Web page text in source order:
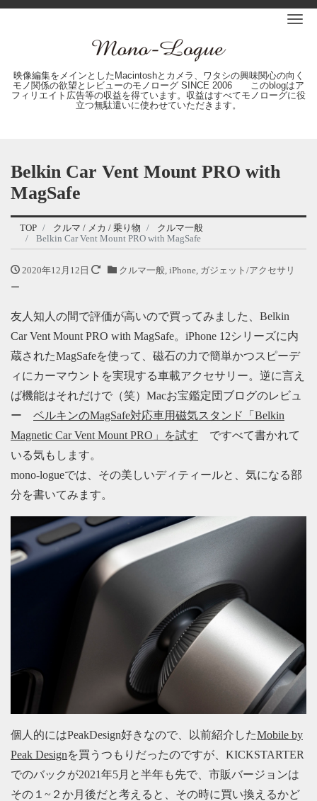
映像編集をメインとしたMacintoshとカメラ、ワタシの興味関心の向く
モノ関係の欲望とレビューのモノローグ SINCE 2006 このblogはア
フィリエイト広告等の収益を得ています。収益はすべてモノローグに役
立つ無駄遣いに使わせていただきます。
Belkin Car Vent Mount PRO with
MagSafe
TOP クルマ / メカ / 乗り物
クルマ一般
Belkin Car Vent Mount PRO with MagSafe
2020年12月12日 クルマ一般, iPhone, ガジェット/アクセサリ
ー
友人知人の間で評価が高いので買ってみました、Belkin
Car Vent Mount PRO with MagSafe。iPhone 12シリーズに内
蔵されたMagSafeを使って、磁石の力で簡単かつスピーデ
ィにカーマウントを実現する車載アクセサリー。逆に言え
ば機能はそれだけで（笑）Macお宝鑑定団ブログのレビュ
ー ベルキンのMagSafe対応車用磁気スタンド「Belkin
Magnetic Car Vent Mount PRO」を試す ですべて書かれて
いる気もします。
mono-logueでは、その美しいディティールと、気になる部
分を書いてみます。
個人的にはPeakDesign好きなので、以前紹介したMobile by
Peak Designを買うつもりだったのですが、KICKSTARTER
でのバックが2021年5月と半年も先で、市販バージョンは
その１~２か月後だと考えると、その時に買い換えるかど